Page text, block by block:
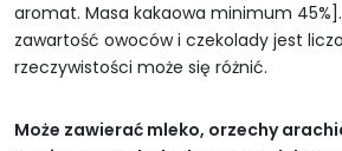
aromat. Masa kakaowa minimum
zawartość owoców i czekolady jest
rzeczywistości może się różnić.
Może zawierać mleko, orzechy